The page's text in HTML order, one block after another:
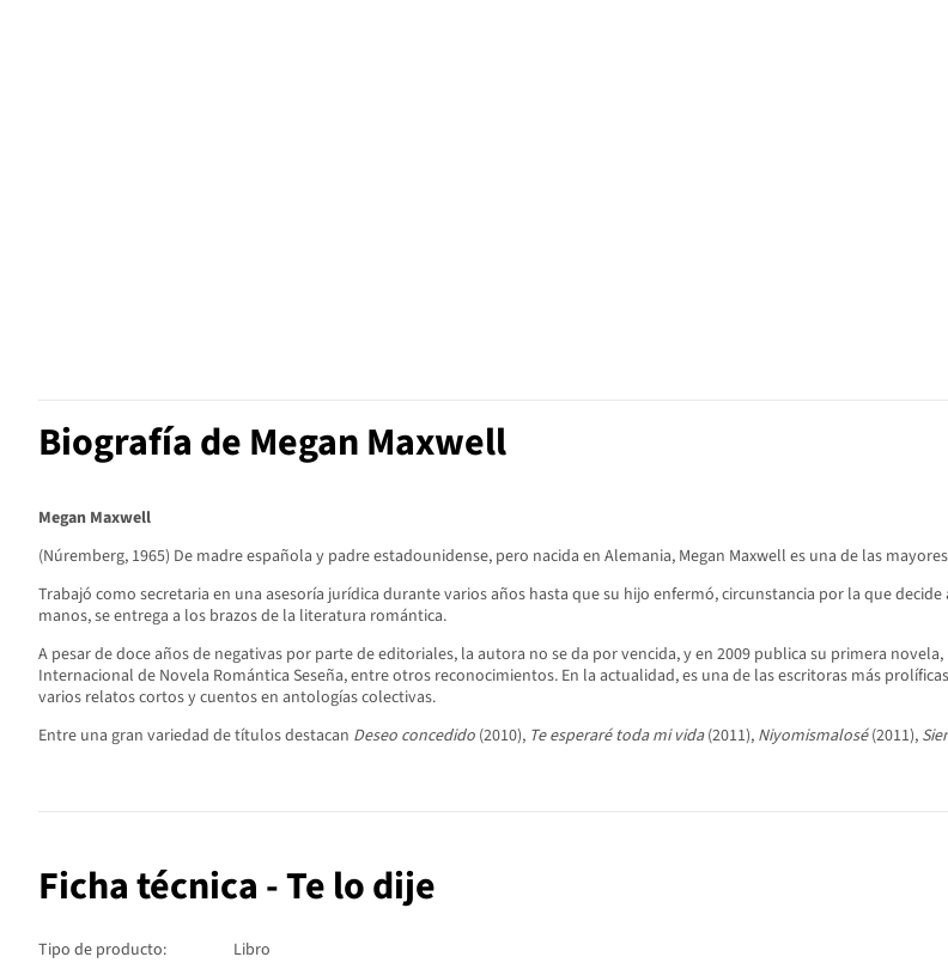
Biografía de Megan Maxwell
Megan Maxwell
(Núremberg, 1965) De madre española y padre estadounidense, pero nacida en Alemania, Megan Maxwell es una de las
Trabajó como secretaria en una asesoría jurídica durante varios años hasta que su hijo enfermó, circunstancia por la que
manos, se entrega a los brazos de la literatura romántica.
A pesar de doce años de negativas por parte de editoriales, la autora no se da por vencida, y en 2009 publica su primera novela,
Internacional de Novela Romántica Seseña, entre otros reconocimientos. En la actualidad, es una de las escritoras más
varios relatos cortos y cuentos en antologías colectivas.
Entre una gran variedad de títulos destacan Deseo concedido (2010), Te esperaré toda mi vida(2011), Niyomismalosé(2011),
Ficha técnica - Te lo dije
Tipo de producto:
Libro